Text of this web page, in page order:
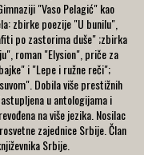
"Vaso Pelagić" kao
zbirke poezije "U bunilu",
po zastorima duše" ;zbirka
roman "Elysion", priče za
i "Lepe i ružne reči";
Dobila više prestižnih
u antologijama i
na više jezika. Nosilac
zajednice Srbije. Član
Srbije.